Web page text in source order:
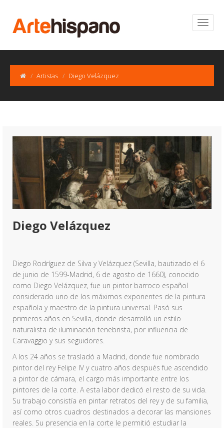
Artistas Diego Velázquez
Diego Velázquez
Diego Rodríguez de Silva y Velázquez (Sevilla, bautizado el 6
de junio de 1599-Madrid, 6 de agosto de 1660), conocido
como Diego Velázquez, fue un pintor barroco español
considerado uno de los máximos exponentes de la pintura
española y maestro de la pintura universal. Pasó sus
primeros años en Sevilla, donde desarrolló un estilo
naturalista de iluminación tenebrista, por influencia de
Caravaggio y sus seguidores.
A los 24 años se trasladó a Madrid, donde fue nombrado
pintor del rey Felipe IV y cuatro años después fue ascendido
a pintor de cámara, el cargo más importante entre los
pintores de la corte. A esta labor dedicó el resto de su vida.
Su trabajo consistía en pintar retratos del rey y de su familia,
así como otros cuadros destinados a decorar las mansiones
reales. Su presencia en la corte le permitió estudiar la